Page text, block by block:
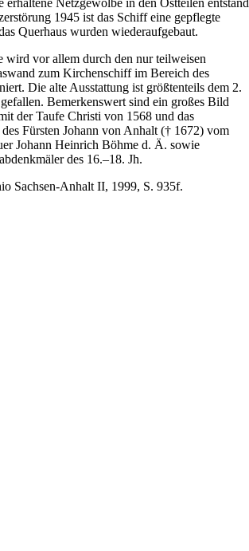
erhaltene Netzgewölbe in den Ostteilen entstand
1945 ist das Schiff eine gepflegte
Querhaus wurden wiederaufgebaut.
wird vor allem durch den nur teilweisen
zum Kirchenschiff im Bereich des
Die alte Ausstattung ist größtenteils dem 2.
Bemerkenswert sind ein großes Bild
der Taufe Christi von 1568 und das
Fürsten Johann von Anhalt († 1672) vom
Johann Heinrich Böhme d. Ä. sowie
des 16.–18. Jh.
Sachsen-Anhalt II, 1999, S. 935f.